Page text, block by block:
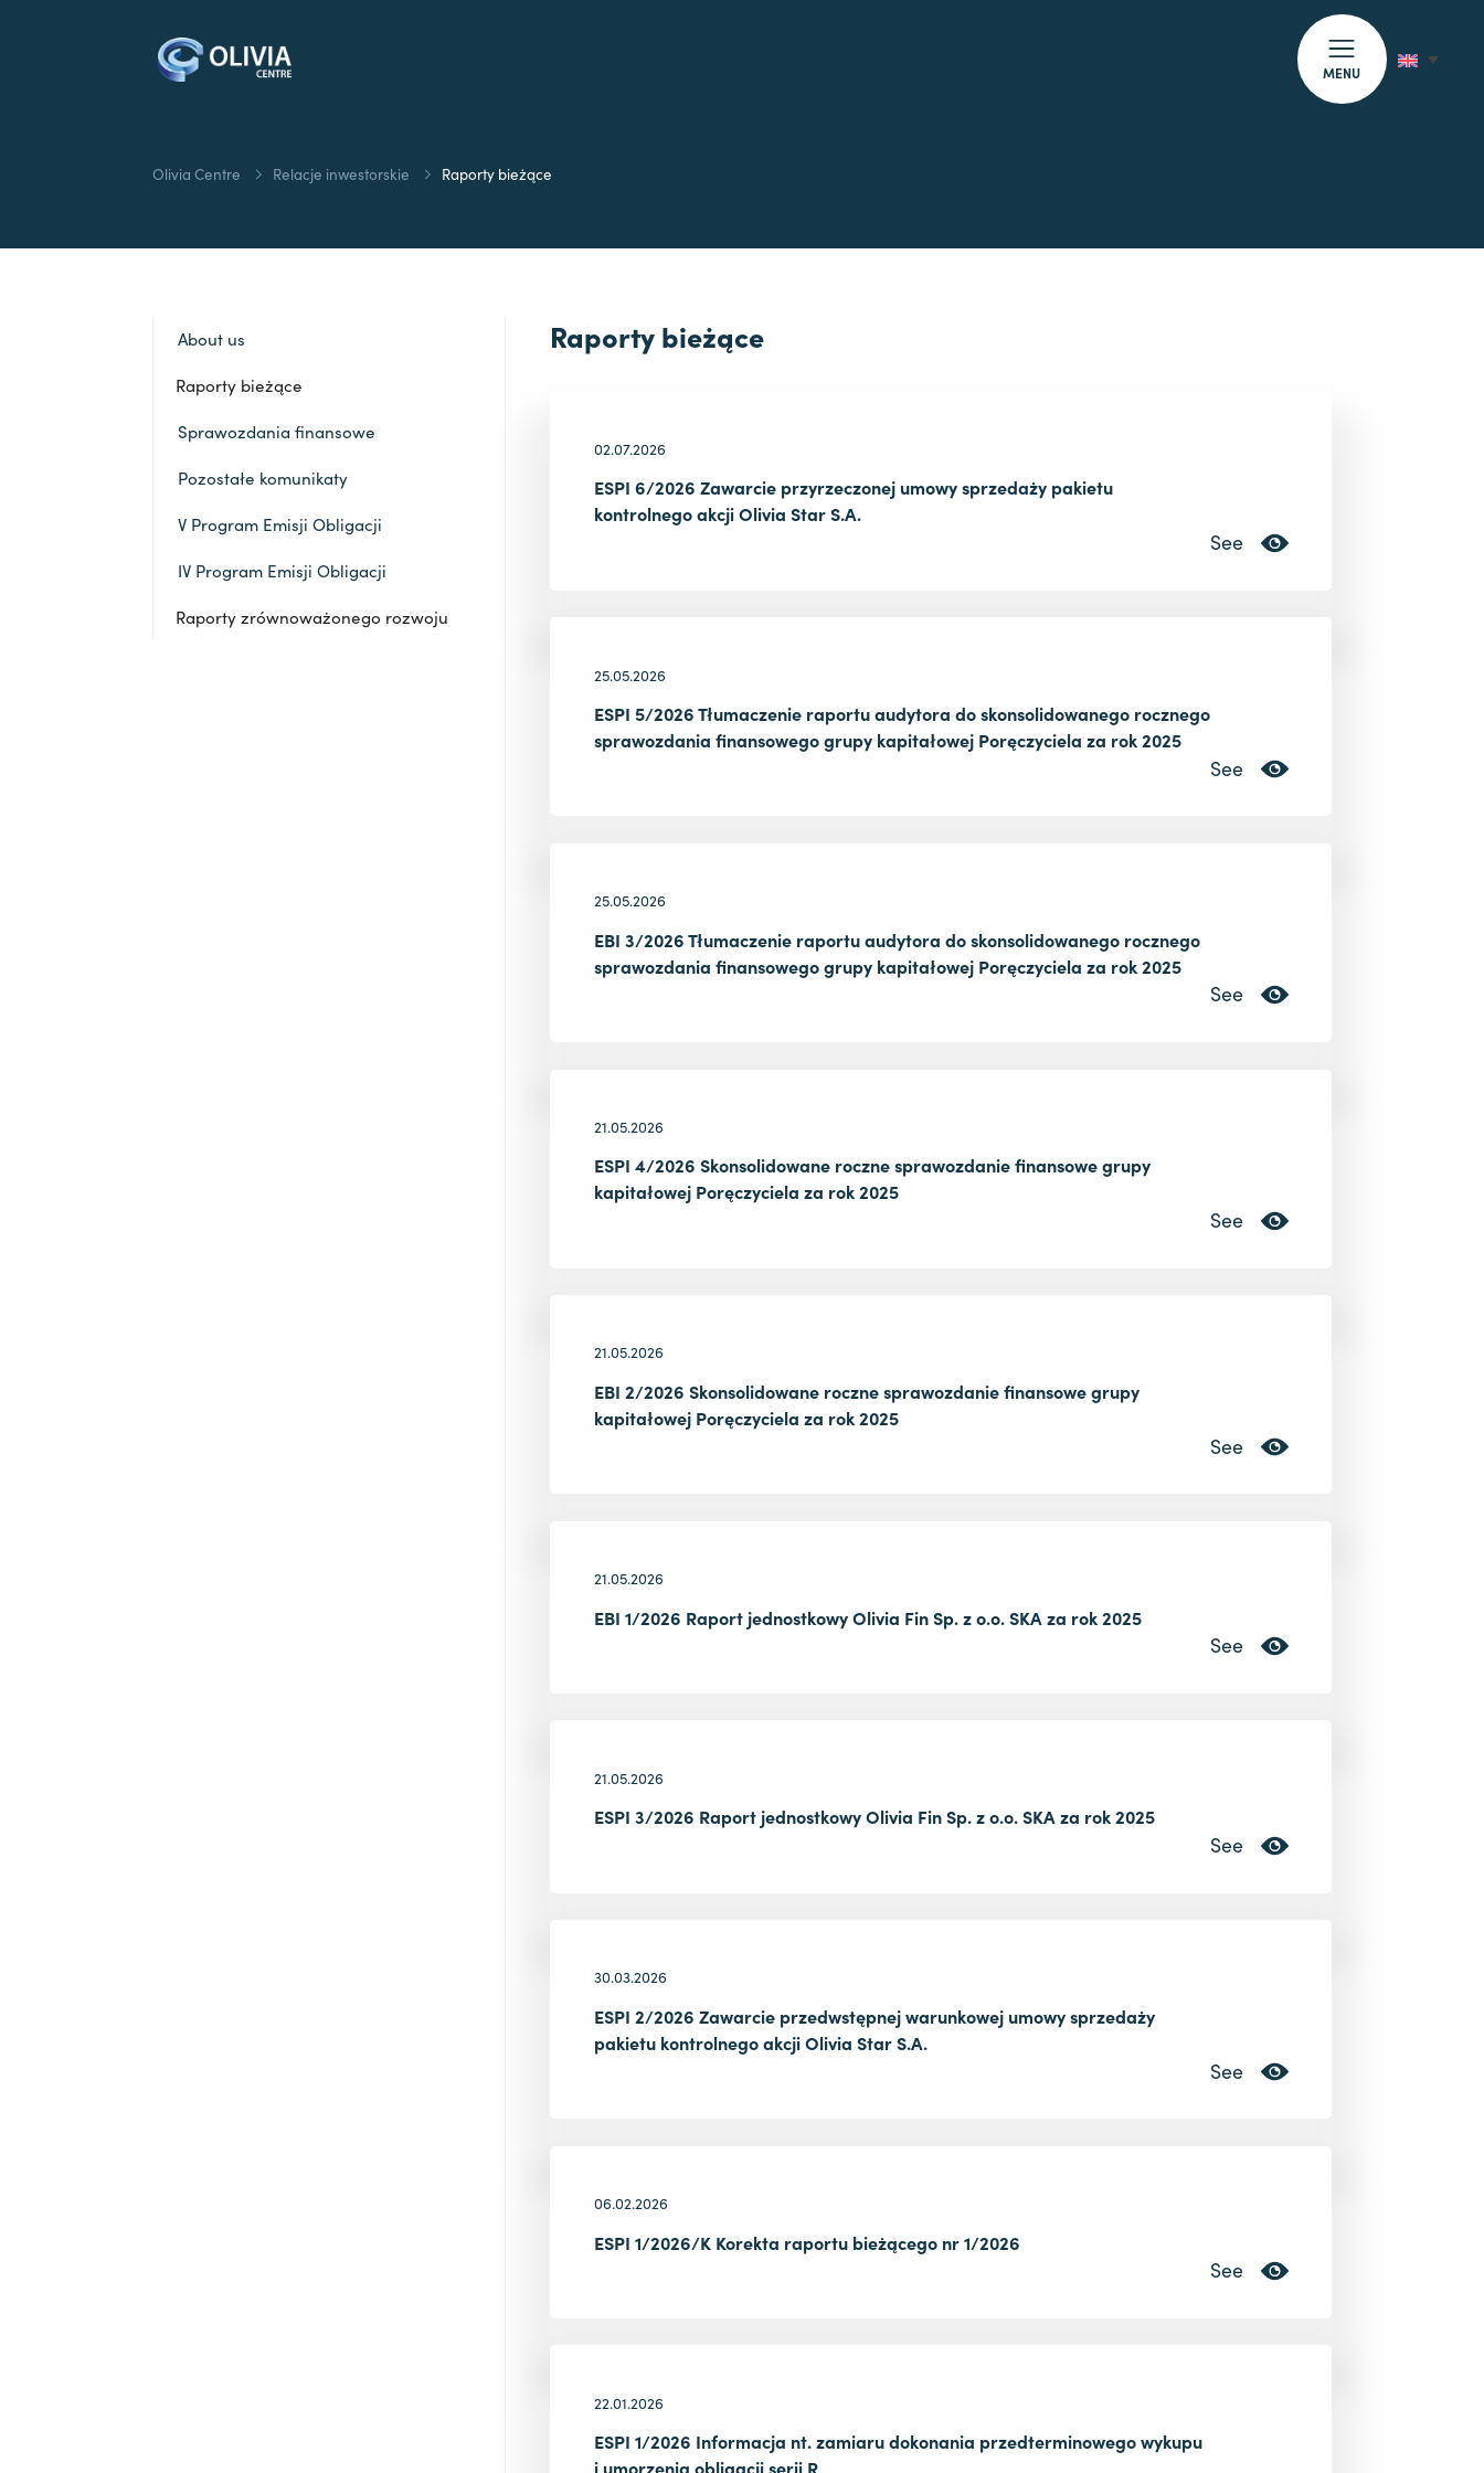
MENU
Olivia Centre Relacje inwestorskie Raporty bieżące
About us
Raporty bieżące
Sprawozdania finansowe
Pozostałe komunikaty
V Program Emisji Obligacji
IV Program Emisji Obligacji
Raporty zrównoważonego rozwoju
Raporty bieżące
02.07.2026
ESPI 6/2026 Zawarcie przyrzeczonej umowy sprzedaży pakietu
kontrolnego akcji Olivia Star S.A.
See
25.05.2026
ESPI 5/2026 Tłumaczenie raportu audytora do skonsolidowanego rocznego
sprawozdania finansowego grupy kapitałowej Poręczyciela za rok 2025
See
25.05.2026
EBI 3/2026 Tłumaczenie raportu audytora do skonsolidowanego rocznego
sprawozdania finansowego grupy kapitałowej Poręczyciela za rok 2025
See
21.05.2026
ESPI 4/2026 Skonsolidowane roczne sprawozdanie finansowe grupy
kapitałowej Poręczyciela za rok 2025
See
21.05.2026
EBI 2/2026 Skonsolidowane roczne sprawozdanie finansowe grupy
kapitałowej Poręczyciela za rok 2025
See
21.05.2026
EBI 1/2026 Raport jednostkowy Olivia Fin Sp. z o.o. SKA za rok 2025
See
21.05.2026
ESPI 3/2026 Raport jednostkowy Olivia Fin Sp. z o.o. SKA za rok 2025
See
30.03.2026
ESPI 2/2026 Zawarcie przedwstępnej warunkowej umowy sprzedaży
pakietu kontrolnego akcji Olivia Star S.A.
See
06.02.2026
ESPI 1/2026/K Korekta raportu bieżącego nr 1/2026
See
22.01.2026
ESPI 1/2026 Informacja nt. zamiaru dokonania przedterminowego wykupu
i umorzenia obligacji serii R